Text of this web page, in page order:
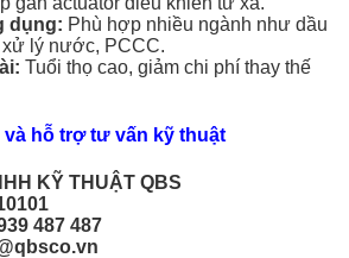
dụng: Phù hợp nhiều ngành như dầu
xử lý nước, PCCC.
Tuổi thọ cao, giảm chi phí thay thế
và hỗ trợ tư vấn kỹ thuật
KỸ THUẬT QBS
487 487